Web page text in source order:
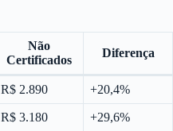
Não
Certificados
Diferença
R$ 2.890 +20,4%
R$ 3.180 +29,6%